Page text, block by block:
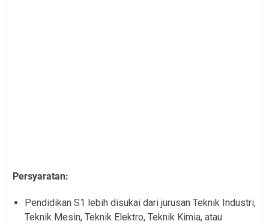
Persyaratan:
Pendidikan S1 lebih disukai dari jurusan Teknik Industri,
Teknik Mesin, Teknik Elektro, Teknik Kimia, atau